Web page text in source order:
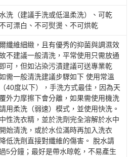
洗（建議手洗或低溫柔洗）、可乾
可漂白、不可熨燙、不可烘乾
纖維細緻，且有優秀的抑菌與調濕效
不建議一般清洗，平常使用只需放通
可，但如沾染污漬建議可送專業乾
需一般清洗建議步驟如下 使用常溫
40度以下），手洗方式最佳，因為天
外力摩擦下會分離，如果需使用機洗
用柔洗（弱速）模式，並使用快洗。
性洗衣精，並於洗劑完全溶解於水中
始清洗，或於水位滿時再加入洗衣
低洗劑直接對纖維的傷害。 脫水請
5分鐘；最好是帶水晾乾，不易產生